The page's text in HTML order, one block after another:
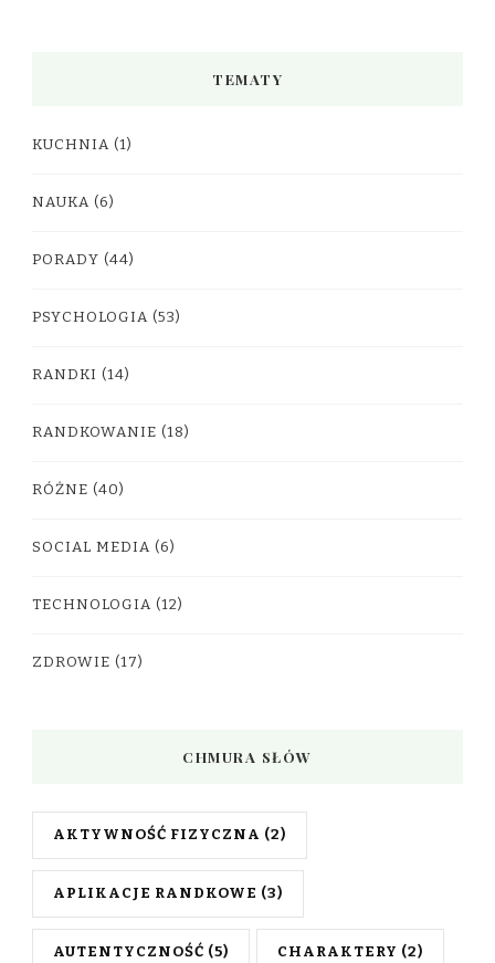
TEMATY
KUCHNIA (1)
NAUKA (6)
PORADY (44)
PSYCHOLOGIA (53)
RANDKI (14)
RANDKOWANIE (18)
RÓŻNE (40)
SOCIAL MEDIA (6)
TECHNOLOGIA (12)
ZDROWIE (17)
CHMURA SŁÓW
AKTYWNOŚĆ FIZYCZNA (2)
APLIKACJE RANDKOWE (3)
AUTENTYCZNOŚĆ (5) CHARAKTERY (2)